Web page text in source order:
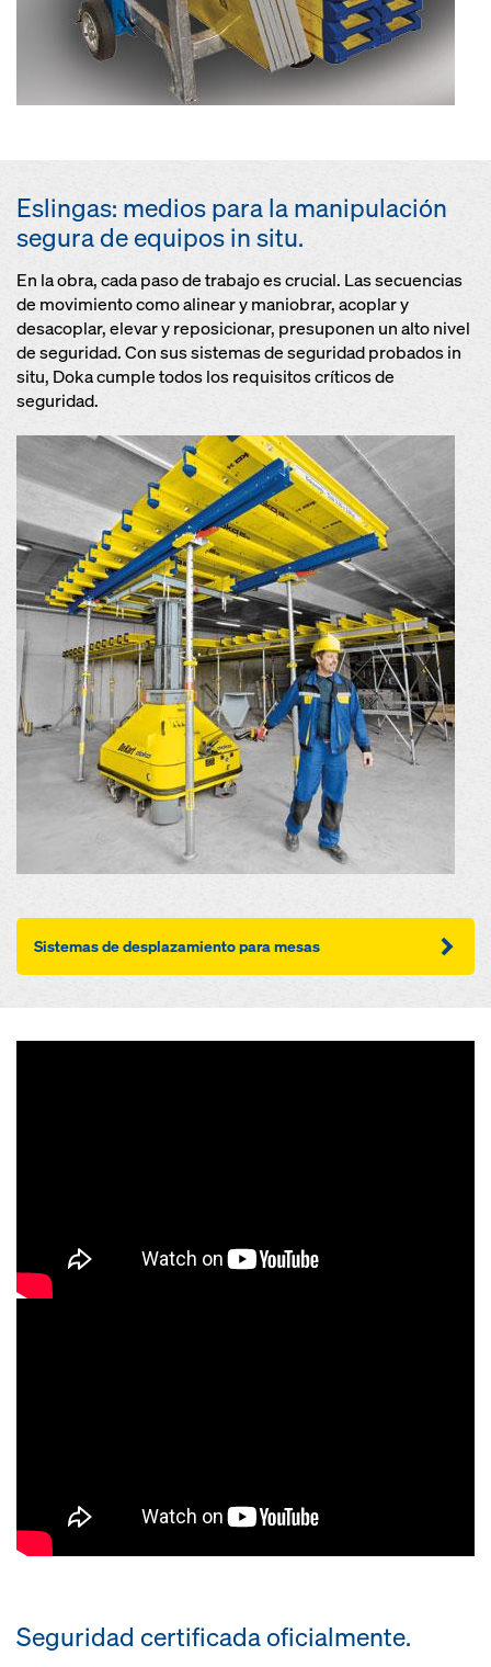
Eslingas: medios para la manipulación
segura de equipos in situ.
En la obra, cada paso de trabajo es crucial. Las secuencias
de movimiento como alinear y maniobrar, acoplar y
desacoplar, elevar y reposicionar, presuponen un alto nivel
de seguridad. Con sus sistemas de seguridad probados in
situ, Doka cumple todos los requisitos críticos de
seguridad.
Sistemas de desplazamiento para mesas
Seguridad certificada oficialmente.